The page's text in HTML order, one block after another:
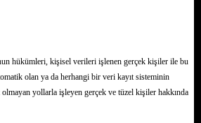
hükümleri, kişisel verileri işlenen gerçek kişiler ile bu
olan ya da herhangi bir veri kayıt sisteminin
yollarla işleyen gerçek ve tüzel kişiler hakkında